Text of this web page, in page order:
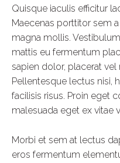
Quisque iaculis efficitur
Maecenas porttitor sem
magna mollis.
mattis eu fermentum
sapien dolor, placerat vel
Pellentesque lectus nisi,
facilisis risus. Proin eget
malesuada eget ex vitae
Morbi et sem at lectus
eros fermentum